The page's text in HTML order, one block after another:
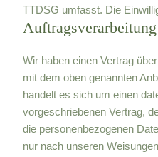
TTDSG umfasst. Die
Auftragsverarbeitung
Wir haben einen Vertrag
mit dem oben genannten
handelt es sich um einen
vorgeschriebenen Vertrag,
die personenbezogenen
nur nach unseren